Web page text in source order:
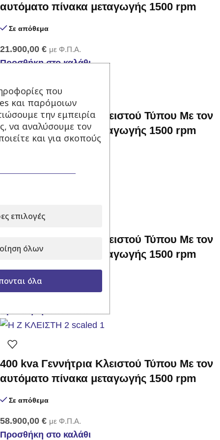
αυτόματο πίνακα μεταγωγής 1500 rpm
Σε απόθεμα
21.900,00 € με Φ.Π.Α.
Προσθήκη στο καλάθι
200 kva Γεννήτρια Κλειστού Τύπου Με τον
αυτόματο πίνακα μεταγωγής 1500 rpm
32.500,00€ με Φ.Π.Α.
275 kva Γεννήτρια Κλειστού Τύπου Με τον
αυτόματο πίνακα μεταγωγής 1500 rpm
Σε απόθεμα
400 kva Γεννήτρια Κλειστού Τύπου Με τον
αυτόματο πίνακα μεταγωγής 1500 rpm
Σε απόθεμα
58.900,00 € με Φ.Π.Α.
Προσθήκη στο καλάθι
που
και παρόμοιων
την εμπειρία
να αναλύσουμε τον
και για σκοπούς
επιλογές
όλων
όλα